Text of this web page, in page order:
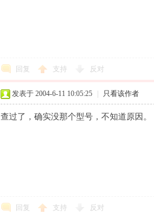
回复 支持 反对
发表于 2004-6-11 10:05:25 只看该作者
查过了，确实没那个型号，不知道原因。
回复 支持 反对